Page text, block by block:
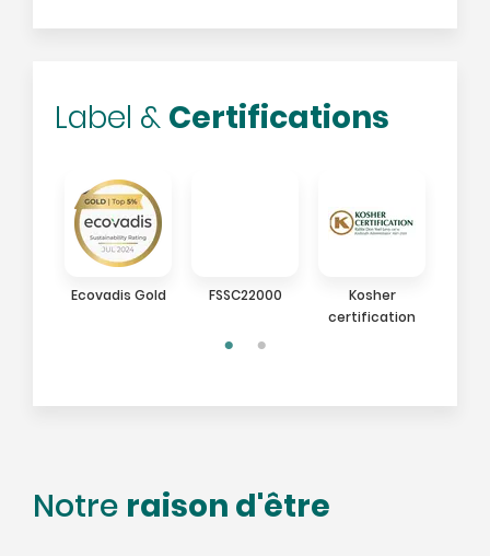
Label &Certifications
Ecovadis Gold FSSC22000
Kosher
certification
Notreraison d'être